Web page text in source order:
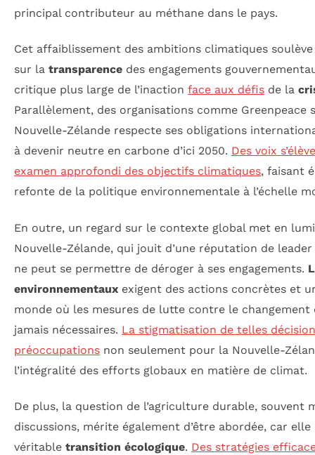
principal contributeur au méthane dans le pays.
Cet affaiblissement des ambitions climatiques
sur la transparence des engagements
critique plus large de l’inaction face aux défis de la
Parallèlement, des organisations comme Greenpeace
Nouvelle-Zélande respecte ses obligations
à devenir neutre en carbone d’ici 2050. Des voix
examen approfondi des objectifs climatiques, faisant
refonte de la politique environnementale à l’échelle
En outre, un regard sur le contexte global met en
Nouvelle-Zélande, qui jouit d’une réputation de
ne peut se permettre de déroger à ses engagements.
environnementaux exigent des actions concrètes et
monde où les mesures de lutte contre le
jamais nécessaires. La stigmatisation de telles
préoccupations non seulement pour la Nouvelle-
l’intégralité des efforts globaux en matière de climat.
De plus, la question de l’agriculture durable, souvent
discussions, mérite également d’être abordée, car
véritable transition écologique. Des stratégies